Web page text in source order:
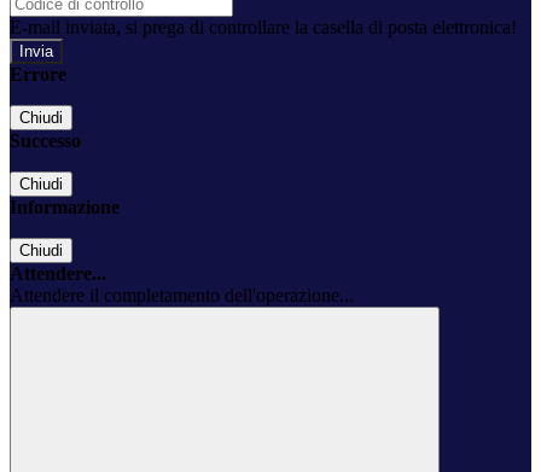
E-mail inviata, si prega di controllare la casella di posta elettronica!
Errore
Chiudi
Successo
Chiudi
Informazione
Chiudi
Attendere...
Attendere il completamento dell'operazione...